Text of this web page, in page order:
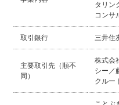
タリン
コンサ
取引銀行 三井住
主要取引先（順不
同）
株式会
シー／
クルー